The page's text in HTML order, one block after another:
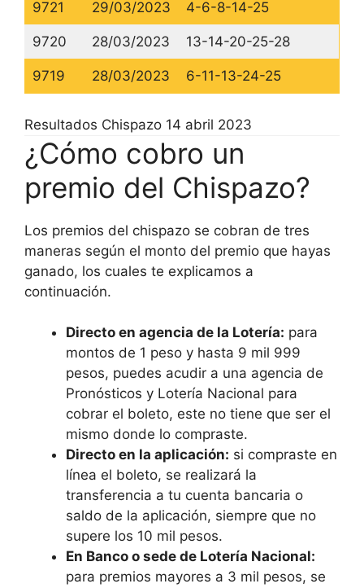
9721 29/03/2023 4-6-8-14-25
9720 28/03/2023 13-14-20-25-28
9719 28/03/2023 6-11-13-24-25
Resultados Chispazo 14 abril 2023
¿Cómo cobro un
premio del Chispazo?
Los premios del chispazo se cobran de tres
maneras según el monto del premio que hayas
ganado, los cuales te explicamos a
continuación.
Directo en agencia de la Lotería: para
montos de 1 peso y hasta 9 mil 999
pesos, puedes acudir a una agencia de
Pronósticos y Lotería Nacional para
cobrar el boleto, este no tiene que ser el
mismo donde lo compraste.
Directo en la aplicación: si compraste en
línea el boleto, se realizará la
transferencia a tu cuenta bancaria o
saldo de la aplicación, siempre que no
supere los 10 mil pesos.
En Banco o sede de Lotería Nacional:
para premios mayores a 3 mil pesos, se